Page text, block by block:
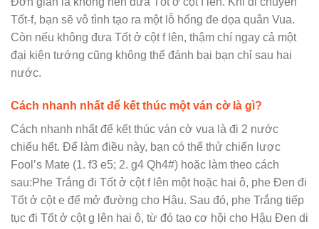
Tốt-f, bạn sẽ vô tình tạo ra một lỗ hổng đe dọa quân Vua.
Còn nếu không đưa Tốt ở cột f lên, thậm chí ngay cả một
đại kiện tướng cũng không thể đánh bại bạn chỉ sau hai
nước.
Cách nhanh nhất để kết thúc một ván cờ là gì?
Cách nhanh nhất để kết thúc ván cờ vua là đi 2 nước
chiếu hết. Để làm điều này, bạn có thể thử chiến lược
Fool’s Mate (1. f3 e5; 2. g4 Qh4#) hoặc làm theo cách
sau:Phe Trắng đi Tốt ở cột f lên một hoặc hai ô, phe Đen đi
Tốt ở cột e để mở đường cho Hậu. Sau đó, phe Trắng tiếp
tục đi Tốt ở cột g lên hai ô, từ đó tạo cơ hội cho Hậu Đen di